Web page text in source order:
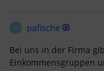
pafische
Bei uns in der Firma
Einkommensgruppen